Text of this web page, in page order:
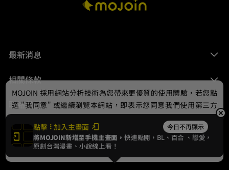
最新消息
相關條款
聯絡我們
© 2024 gamania Digital Entertainment Co., Ltd.
點擊 加入主畫面 今日不再顯示
將MOJOIN新增至手機主畫面，快速點開，BL、 百合 、戀愛，
原創台灣漫畫、小說線上看！
MOJOIN 採用網站分析技術為您帶來更優質的使用體驗，若您點
選 "我同意" 或繼續瀏覽本網站，即表示您同意我們使用第三方
Cookie，欲瞭解更多資訊請見隱私權政策。
我同意